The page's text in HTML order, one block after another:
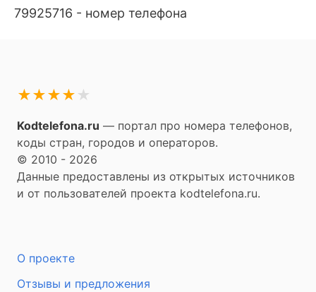
79925716 - номер телефона
★
★
★
★
★
Kodtelefona.ru — портал про номера телефонов,
коды стран, городов и операторов.
© 2010 - 2026
Данные предоставлены из открытых источников
и от пользователей проекта kodtelefona.ru.
О проекте
Отзывы и предложения